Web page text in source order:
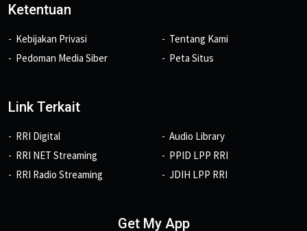
Ketentuan
Kebijakan Privasi
Pedoman Media Siber
Tentang Kami
Peta Situs
Link Terkait
RRI Digital
RRI NET Streaming
RRI Radio Streaming
Audio Library
PPID LPP RRI
JDIH LPP RRI
Get My App